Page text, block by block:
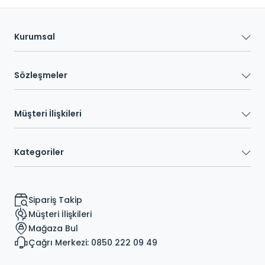
Kurumsal
Sözleşmeler
Müşteri İlişkileri
Kategoriler
Sipariş Takip
Müşteri İlişkileri
Mağaza Bul
Çağrı Merkezi: 0850 222 09 49